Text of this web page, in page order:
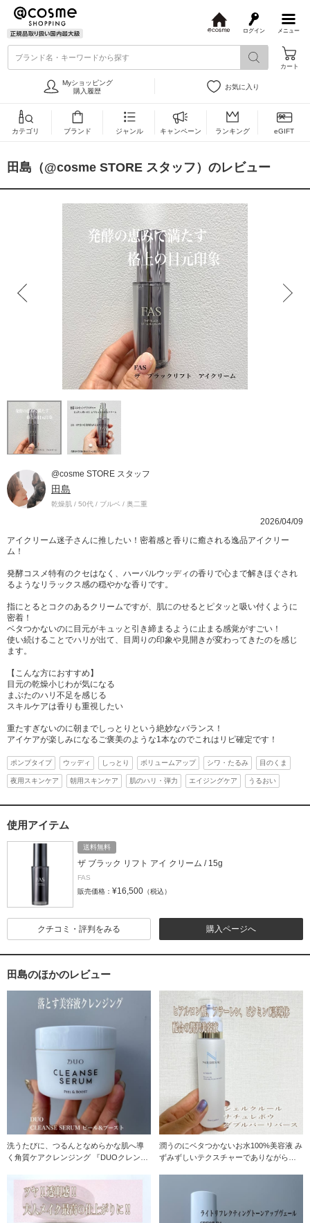
メニュー
ログイン
s
ブランド名・キーワードから探す
カート
Myショッピング
購入履歴
お気に入り
カテゴリ ブランド ジャンル キャンペーン ランキング eGIFT
田島（@cosme STORE スタッフ）のレビュー
@cosme STORE スタッフ
田島
乾燥肌 / 50代 / ブルベ / 奥二重
2026/04/09
アイクリーム迷子さんに推したい！密着感と香りに癒される逸品アイクリー
ム！
発酵コスメ特有のクセはなく、ハーバルウッディの香りで心まで解きほぐされ
るようなリラックス感の穏やかな香りです。
指にとるとコクのあるクリームですが、肌にのせるとピタッと吸い付くように
密着！
ベタつかないのに目元がキュッと引き締まるように止まる感覚がすごい！
使い続けることでハリが出て、目周りの印象や見開きが変わってきたのを感じ
ます。
【こんな方におすすめ】
目元の乾燥小じわが気になる
まぶたのハリ不足を感じる
スキルケアは香りも重視したい
重たすぎないのに朝までしっとりという絶妙なバランス！
アイケアが楽しみになるご褒美のような1本なのでこれはリピ確定です！
ポンプタイプ ウッディ しっとり ボリュームアップ シワ・たるみ 目のくま
夜用スキンケア 朝用スキンケア 肌のハリ・弾力 エイジングケア うるおい
使用アイテム
送料無料
ザ ブラック リフト アイ クリーム / 15g
FAS
販売価格： ¥16,500 （税込）
購入ページへ
クチコミ・評判をみる
田島のほかのレビュー
洗うたびに、つるんとなめらかな肌へ導
く角質ケアクレンジング 『DUOクレンズ
潤うのにベタつかないお水100%美容液 み
ずみずしいテクスチャーでありながらも